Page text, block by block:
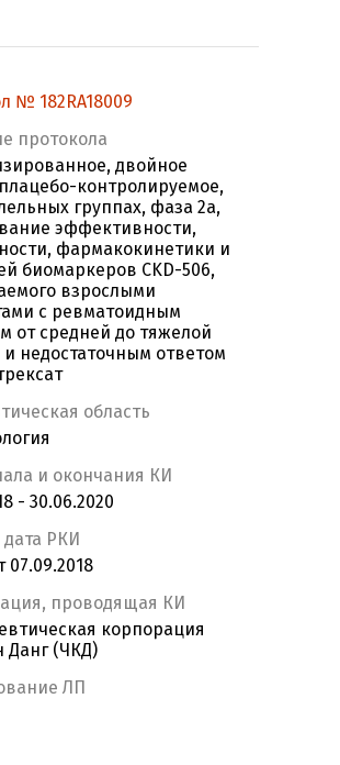
№ 182RA18009
протокола
двойное
контролируемое,
группах, фаза 2а,
эффективности,
фармакокинетики и
биомаркеров CKD-506,
взрослыми
с ревматоидным
от средней до тяжелой
и недостаточным ответом
область
и окончания КИ
- 30.06.2020
РКИ
проводящая КИ
корпорация
Данг (ЧКД)
ЛП